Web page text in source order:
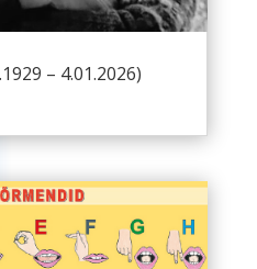
– 4.01.2026)